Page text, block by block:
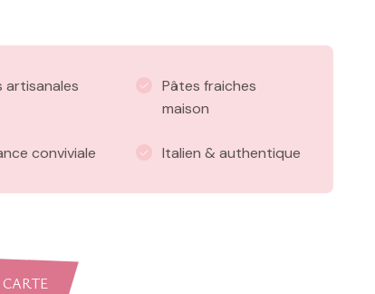
artisanales
Pâtes fraiches
maison
conviviale Italien & authentique